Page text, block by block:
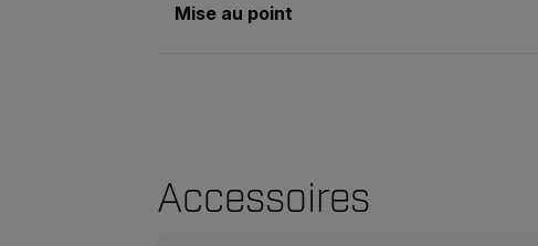
Mise au point
Accessoires